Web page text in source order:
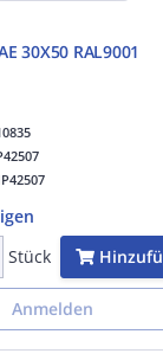
30X50 RAL9001
Stück
Anmelden